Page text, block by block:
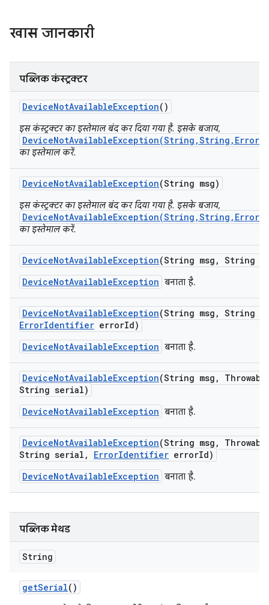
खास जानकारी
पब्लिक कंस्ट्रक्टर
DeviceNotAvailableException()
इस कंस्ट्रक्टर का इस्तेमाल बंद कर दिया गया है. इसके बजाय,
का इस्तेमाल करें.
DeviceNotAvailableException(String msg)
इस कंस्ट्रक्टर का इस्तेमाल बंद कर दिया गया है. इसके बजाय,
का इस्तेमाल करें.
DeviceNotAvailableException(String msg , String
DeviceNotAvailableException बनाता है.
DeviceNotAvailableException(String msg , String
ErrorIdentifier errorId)
DeviceNotAvailableException बनाता है.
DeviceNotAvailableException(String msg ,
String serial)
DeviceNotAvailableException बनाता है.
DeviceNotAvailableException(String msg ,
String serial , ErrorIdentifier errorId)
DeviceNotAvailableException बनाता है.
पब्लिक मेथड
String
getSerial()